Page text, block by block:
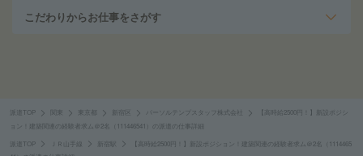
こだわりからお仕事をさがす
派遣TOP 東京都 新宿区 パーソルテンプスタッフ株式会社
【高時給2500円！】新設ポジシ
ョン！建築関連の経験者求ム＠2名（111446541）の派遣の仕事詳細
派遣TOP ＪＲ山手線 新宿駅
【高時給2500円！】新設ポジション！建築関連の経験者求ム＠2名（1114465